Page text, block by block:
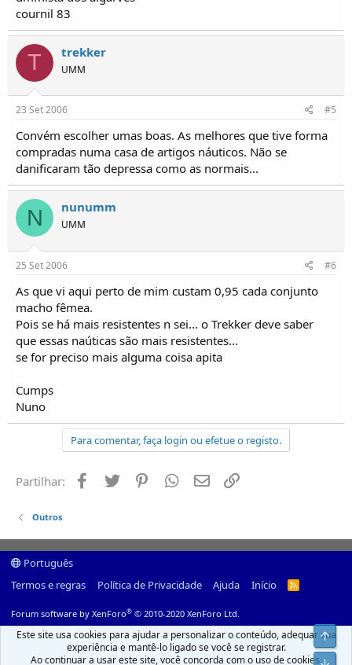
cournil 83
T trekker
UMM
23 Set 2006 #5
Convém escolher umas boas. As melhores que tive forma
compradas numa casa de artigos náuticos. Não se
danificaram tão depressa como as normais...
N nunumm
UMM
25 Set 2006 #6
As que vi aqui perto de mim custam 0,95 cada conjunto
macho fêmea.
Pois se há mais resistentes n sei... o Trekker deve saber
que essas naúticas são mais resistentes...
se for preciso mais alguma coisa apita
Cumps
Nuno
Para comentar, faça login ou efetue o registo.
Partilhar: Facebook
Twitter PinterestWhatsapp
Email
Outros
Português
Termos e regras
Política de Privacidade Ajuda Início
R
Forum software by XenForo® © 2010-2020 XenForo Ltd.
Este site usa cookies para ajudar a personalizar o conteúdo, adequar sua
experiência e mantê-lo ligado se você se registrar.
Ao continuar a usar este site, você concorda com o uso de cookies.
Top